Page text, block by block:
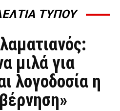
ΤΥΠΟΥ
μιλά για
λογοδοσία η